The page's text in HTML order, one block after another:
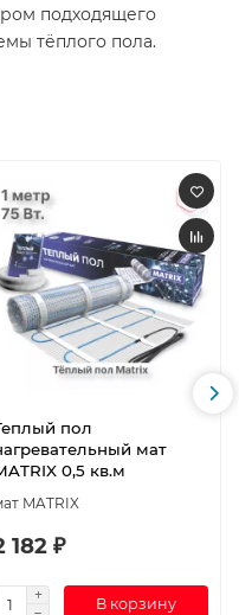
подходящего
тёплого пола.
пол
мат
0,5 кв.м
MATRIX
182 ₽
В корзину